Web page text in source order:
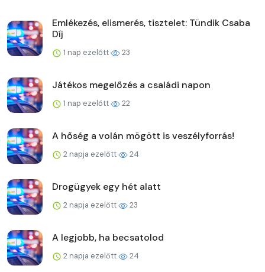
Emlékezés, elismerés, tisztelet: Tündik Csaba
Díj
1 nap ezelőtt 23
Játékos megelőzés a családi napon
1 nap ezelőtt 22
A hőség a volán mögött is veszélyforrás!
2 napja ezelőtt 24
Drogügyek egy hét alatt
2 napja ezelőtt 23
A legjobb, ha becsatolod
2 napja ezelőtt 24